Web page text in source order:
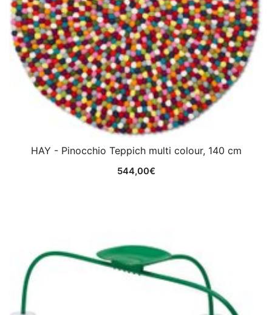
HAY - Pinocchio Teppich multi colour, 140 cm
544,00€